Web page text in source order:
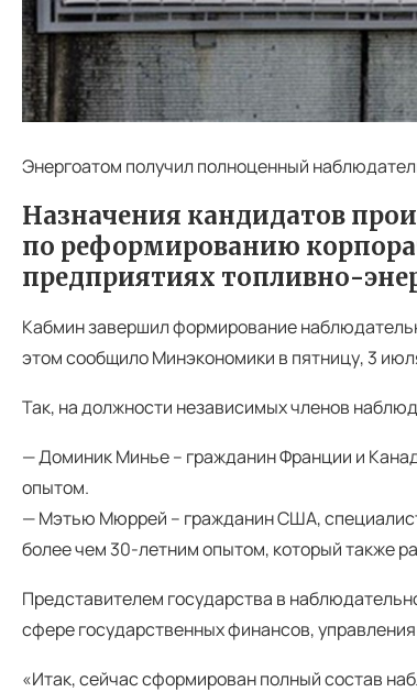
Энергоатом получил полноценный
Назначения кандидатов
по реформированию
предприятиях топливно-
Кабмин завершил формирование
этом сообщило Минэкономики в пятницу, 3
Так, на должности независимых членов
— Доминик Минье – гражданин Франции и
опытом.
— Мэтью Мюррей – гражданин США,
более чем 30-летним опытом, который также
Представителем государства в
сфере государственных финансов,
«Итак, сейчас сформирован полный состав